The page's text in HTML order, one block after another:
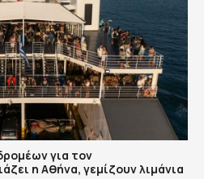
για τον
η Αθήνα, γεμίζουν λιμάνια